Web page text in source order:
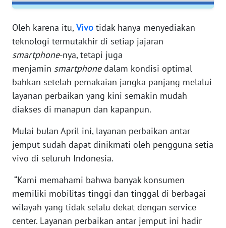
Oleh karena itu,Vivo tidak hanya menyediakan
teknologi termutakhir di setiap jajaran
smartphone-nya, tetapi juga
menjamin smartphonedalam kondisi optimal
bahkan setelah pemakaian jangka panjang melalui
layanan perbaikan yang kini semakin mudah
diakses di manapun dan kapanpun.
Mulai bulan April ini, layanan perbaikan antar
jemput sudah dapat dinikmati oleh pengguna setia
vivo di seluruh Indonesia.
“Kami memahami bahwa banyak konsumen
memiliki mobilitas tinggi dan tinggal di berbagai
wilayah yang tidak selalu dekat dengan service
center. Layanan perbaikan antar jemput ini hadir
WN
BARAT
RIAU
WN
SERAMBI
JAMBI
WN
WN
NTB